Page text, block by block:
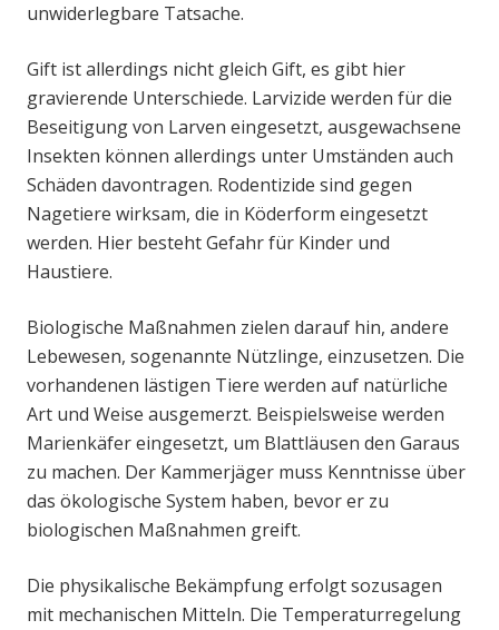
unwiderlegbare Tatsache.
Gift ist allerdings nicht gleich Gift, es gibt hier
gravierende Unterschiede. Larvizide werden für die
Beseitigung von Larven eingesetzt, ausgewachsene
Insekten können allerdings unter Umständen auch
Schäden davontragen. Rodentizide sind gegen
Nagetiere wirksam, die in Köderform eingesetzt
werden. Hier besteht Gefahr für Kinder und
Haustiere.
Biologische Maßnahmen zielen darauf hin, andere
Lebewesen, sogenannte Nützlinge, einzusetzen. Die
vorhandenen lästigen Tiere werden auf natürliche
Art und Weise ausgemerzt. Beispielsweise werden
Marienkäfer eingesetzt, um Blattläusen den Garaus
zu machen. Der Kammerjäger muss Kenntnisse über
das ökologische System haben, bevor er zu
biologischen Maßnahmen greift.
Die physikalische Bekämpfung erfolgt sozusagen
mit mechanischen Mitteln. Die Temperaturregelung